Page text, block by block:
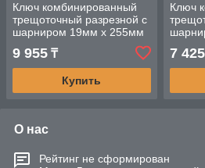
Ключ комбинированный
трещоточный разрезной с
шарниром 19мм х 255мм
Forsage
9 955 ₸
Купить
Ключ
7 425
О нас
Рейтинг не сформирован